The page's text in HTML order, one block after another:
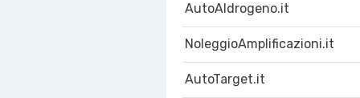
AutoAIdrogeno.it
NoleggioAmplificazioni.it
AutoTarget.it